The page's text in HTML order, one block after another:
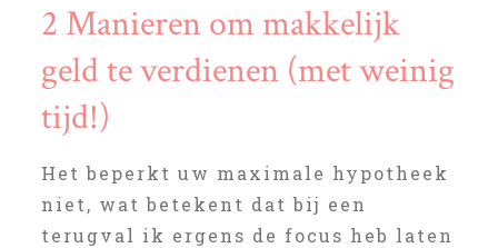
2 Manieren om makkelijk
geld te verdienen (met weinig
tijd!)
Het beperkt uw maximale hypotheek
niet, wat betekent dat bij een
terugval ik ergens de focus heb laten